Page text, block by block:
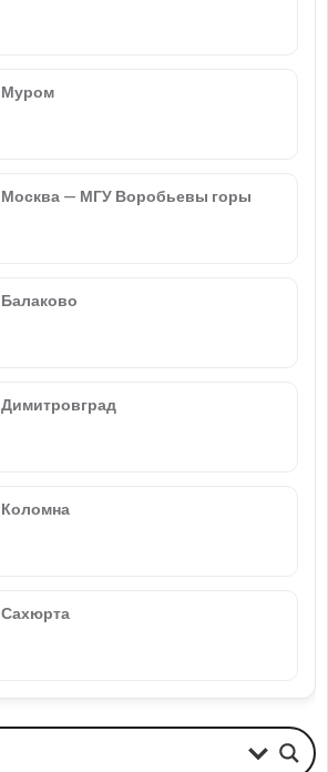
Муром
Москва — МГУ Воробьевы горы
Балаково
Димитровград
Коломна
Сахюрта